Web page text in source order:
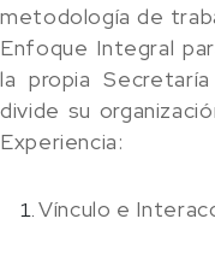
metodología de
Enfoque Integral
la propia
divide su
Experiencia:
Vínculo e